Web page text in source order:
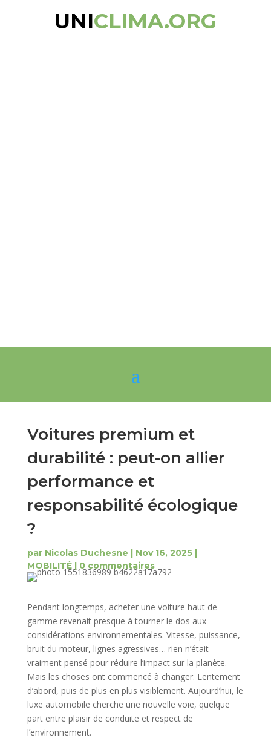
UNICLIMA.ORG
Voitures premium et
durabilité : peut-on allier
performance et
responsabilité écologique
?
par Nicolas Duchesne | Nov 16, 2025|
MOBILITÉ| 0 commentaires
Pendant longtemps, acheter une voiture haut de
gamme revenait presque à tourner le dos aux
considérations environnementales. Vitesse, puissance,
bruit du moteur, lignes agressives… rien n’était
vraiment pensé pour réduire l’impact sur la planète.
Mais les choses ont commencé à changer. Lentement
d’abord, puis de plus en plus visiblement. Aujourd’hui, le
luxe automobile cherche une nouvelle voie, quelque
part entre plaisir de conduite et respect de
l’environnement.